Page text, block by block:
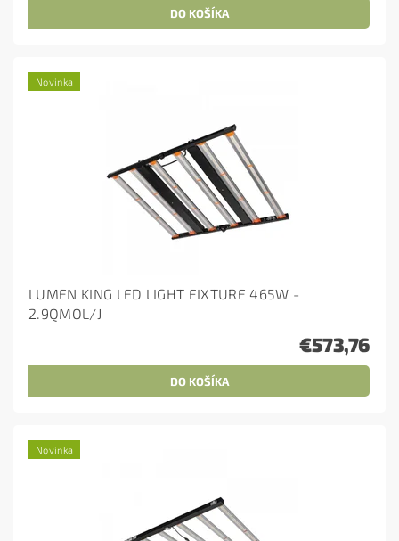
Novinka
LUMEN KING LED LIGHT FIXTURE 465W -
2.9QMOL/J
€573,76
Novinka